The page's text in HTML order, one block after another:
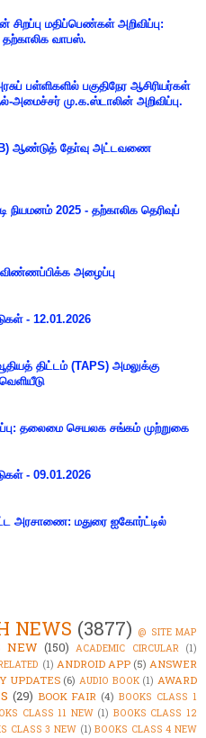
மதிப்பெண்கள் அறிவிப்பு:
தற்காலிக வாபஸ்.
பள்ளிகளில் பகுதிநேர ஆசிரியர்கள்
அமைச்சர் மு.க.ஸ்டாலின் அறிவிப்பு.
ஆண்டுத் தோ்வு அட்டவணை
நியமனம் 2025 - தற்காலிக தெரிவுப்
விண்ணப்பிக்க அழைப்பு
- 12.01.2026
திட்டம் (TAPS) அமலுக்கு
தலைமை செயலக சங்கம் முற்றுகை
- 09.01.2026
அரசாணை: மதுரை ஐகோர்ட்டில்
NEWS (3877) @ SITE MAP
NEW (150) ACADEMIC CIRCULAR (1)
(1) ANDROID APP (5) ANSWER
UPDATES (6) AUDIO BOOK (1) AWARD
(29) BOOK FAIR (4) BOOKS CLASS 1
CLASS 11 NEW (1) BOOKS CLASS 12
CLASS 3 NEW (1) BOOKS CLASS 4 NEW